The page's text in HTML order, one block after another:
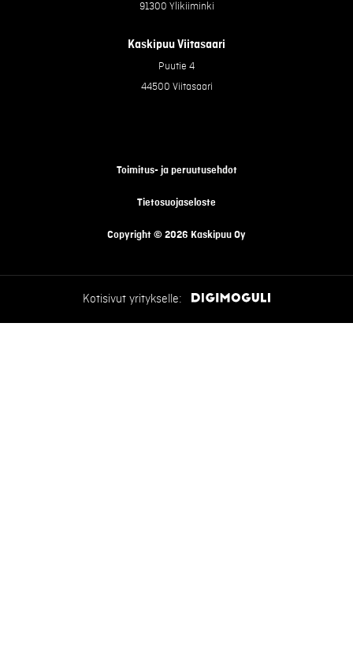
91300 Ylikiiminki
Kaskipuu Viitasaari
Puutie 4
44500 Viitasaari
Copyright © 2026 Kaskipuu Oy
Tietosuojaseloste
Toimitus- ja peruutusehdot
Kotisivut yritykselle: